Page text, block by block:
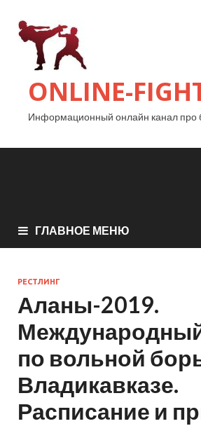
ONLINE-
Информационный онлайн канал про
ГЛАВНОЕ МЕНЮ
РЕСТЛИНГ
Аланы-2019.
по вольной
Владикавказе.
Расписание и